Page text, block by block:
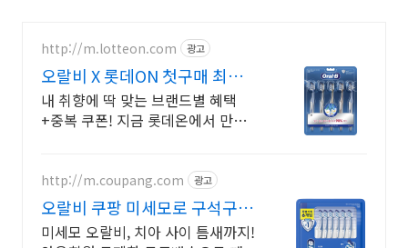
http://m.lotteon.com 광고
오랄비 X 롯데ON 첫구매 최대 5
천원 혜택!
내 취향에 딱 맞는 브랜드별 혜택
+중복 쿠폰! 지금 롯데온에서 만나
http://m.coupang.com 광고
오랄비 쿠팡 미세모로 구석구석
개운하게
미세모 오랄비, 치아 사이 틈새까지!